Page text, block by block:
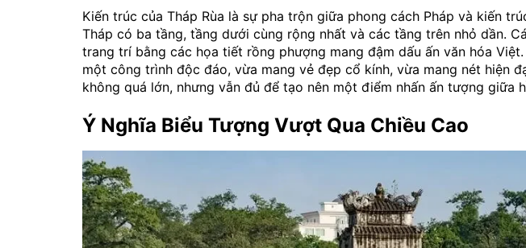
Kiến trúc của Tháp Rùa là sự pha trộn giữa phong cách Pháp và kiến
Tháp có ba tầng, tầng dưới cùng rộng nhất và các tầng trên nhỏ dần.
trang trí bằng các họa tiết rồng phượng mang đậm dấu ấn văn hóa
một công trình độc đáo, vừa mang vẻ đẹp cổ kính, vừa mang nét hiện
không quá lớn, nhưng vẫn đủ để tạo nên một điểm nhấn ấn tượng giữa
Ý Nghĩa Biểu Tượng Vượt Qua Chiều Cao